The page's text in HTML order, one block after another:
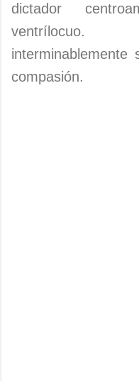
dictador
ventrílocuo.
interminablemente
compasión.